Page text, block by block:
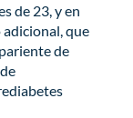
de 23, y en
que
de